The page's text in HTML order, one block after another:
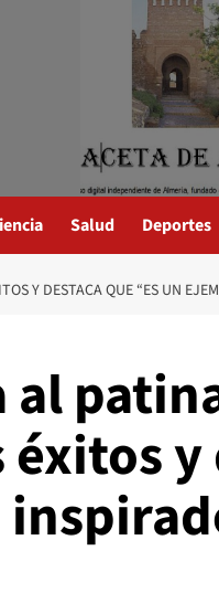
Salud Deportes
Y DESTACA QUE “ES UN
al
y